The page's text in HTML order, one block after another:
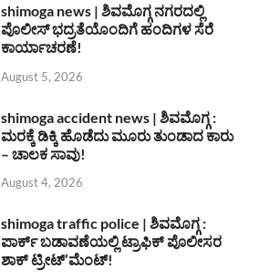
shimoga news | ಶಿವಮೊಗ್ಗ ನಗರದಲ್ಲಿ
ಪೊಲೀಸ್ ಭದ್ರತೆಯೊಂದಿಗೆ ಹಂದಿಗಳ ಸೆರೆ
ಕಾರ್ಯಾಚರಣೆ!
August 5, 2026
shimoga accident news | ಶಿವಮೊಗ್ಗ :
ಮರಕ್ಕೆ ಡಿಕ್ಕಿ ಹೊಡೆದು ಮೂರು ತುಂಡಾದ ಕಾರು
– ಚಾಲಕ ಸಾವು!
August 4, 2026
shimoga traffic police | ಶಿವಮೊಗ್ಗ :
ಪಾರ್ಕ್ ಬಡಾವಣೆಯಲ್ಲಿ ಟ್ರಾಫಿಕ್ ಪೊಲೀಸರ
ಶಾಕ್ ಟ್ರೀಟ್’ಮೆಂಟ್!